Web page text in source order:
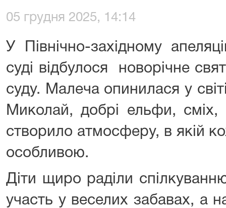
05 грудня 2025, 14:14
У Північно-західному
суді відбулося новорічне
суду. Малеча опинилася у
Миколай, добрі ельфи,
створило атмосферу, в якій
особливою.
Діти щиро раділи
участь у веселих забавах, а